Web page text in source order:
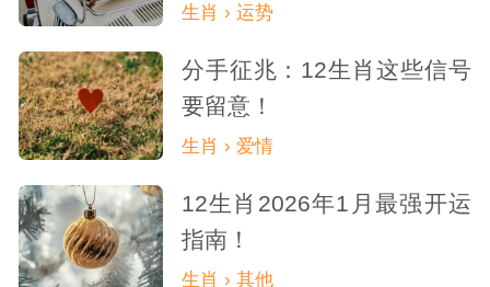
生肖 › 运势
分手征兆：12生肖这些信号
要留意！
生肖 › 爱情
12生肖2026年1月最强开运
指南！
生肖 › 其他